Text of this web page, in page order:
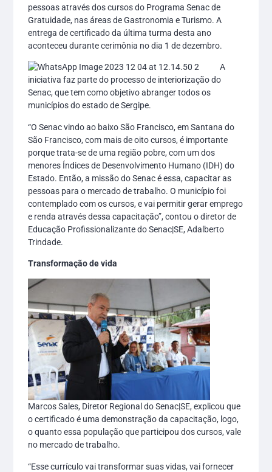
pessoas através dos cursos do Programa Senac de
Gratuidade, nas áreas de Gastronomia e Turismo. A
entrega de certificado da última turma desta ano
aconteceu durante cerimônia no dia 1 de dezembro.
A
iniciativa faz parte do processo de interiorização do
Senac, que tem como objetivo abranger todos os
municípios do estado de Sergipe.
“O Senac vindo ao baixo São Francisco, em Santana do
São Francisco, com mais de oito cursos, é importante
porque trata-se de uma região pobre, com um dos
menores Índices de Desenvolvimento Humano (IDH) do
Estado. Então, a missão do Senac é essa, capacitar as
pessoas para o mercado de trabalho. O município foi
contemplado com os cursos, e vai permitir gerar emprego
e renda através dessa capacitação”, contou o diretor de
Educação Profissionalizante do Senac|SE, Adalberto
Trindade.
Transformação de vida
Marcos Sales, Diretor Regional do Senac|SE, explicou que
o certificado é uma demonstração da capacitação, logo,
o quanto essa população que participou dos cursos, vale
no mercado de trabalho.
“Esse currículo vai transformar suas vidas, vai fornecer